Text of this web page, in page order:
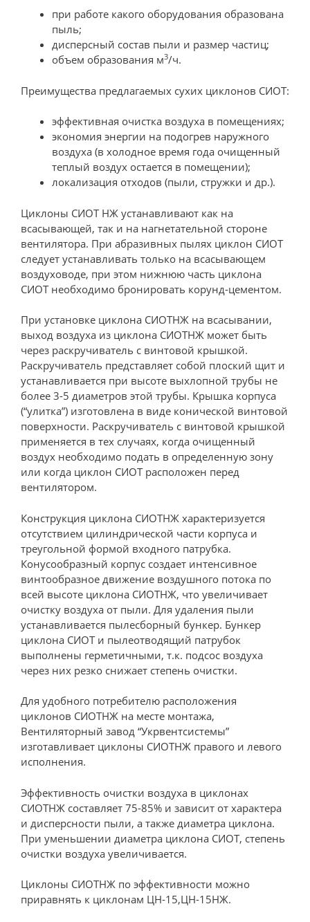
при работе какого оборудования образована
пыль;
дисперсный состав пыли и размер частиц;
объем образования м3/ч.
Преимущества предлагаемых сухих циклонов СИОТ:
эффективная очистка воздуха в помещениях;
экономия энергии на подогрев наружного
воздуха (в холодное время года очищенный
теплый воздух остается в помещении);
локализация отходов (пыли, стружки и др.).
Циклоны СИОТ НЖ устанавливают как на
всасывающей, так и на нагнетательной стороне
вентилятора. При абразивных пылях циклон СИОТ
следует устанавливать только на всасывающем
воздуховоде, при этом нижнюю часть циклона
СИОТ необходимо бронировать корунд-цементом.
При установке циклона СИОТНЖ на всасывании,
выход воздуха из циклона СИОТНЖ может быть
через раскручиватель с винтовой крышкой.
Раскручиватель представляет собой плоский щит и
устанавливается при высоте выхлопной трубы не
более 3-5 диаметров этой трубы. Крышка корпуса
(“улитка”) изготовлена в виде конической винтовой
поверхности. Раскручиватель с винтовой крышкой
применяется в тех случаях, когда очищенный
воздух необходимо подать в определенную зону
или когда циклон СИОТ расположен перед
вентилятором.
Конструкция циклона СИОТНЖ характеризуется
отсутствием цилиндрической части корпуса и
треугольной формой входного патрубка.
Конусообразный корпус создает интенсивное
винтообразное движение воздушного потока по
всей высоте циклона СИОТНЖ, что увеличивает
очистку воздуха от пыли. Для удаления пыли
устанавливается пылесборный бункер. Бункер
циклона СИОТ и пылеотводящий патрубок
выполнены герметичными, т.к. подсос воздуха
через них резко снижает степень очистки.
Для удобного потребителю расположения
циклонов СИОТНЖ на месте монтажа,
Вентиляторный завод “Укрвентсистемы”
изготавливает циклоны СИОТНЖ правого и левого
исполнения.
Эффективность очистки воздуха в циклонах
СИОТНЖ составляет 75-85% и зависит от характера
и дисперсности пыли, а также диаметра циклона.
При уменьшении диаметра циклона СИОТ, степень
очистки воздуха увеличивается.
Циклоны СИОТНЖ по эффективности можно
приравнять к циклонам ЦН-15,ЦН-15НЖ.